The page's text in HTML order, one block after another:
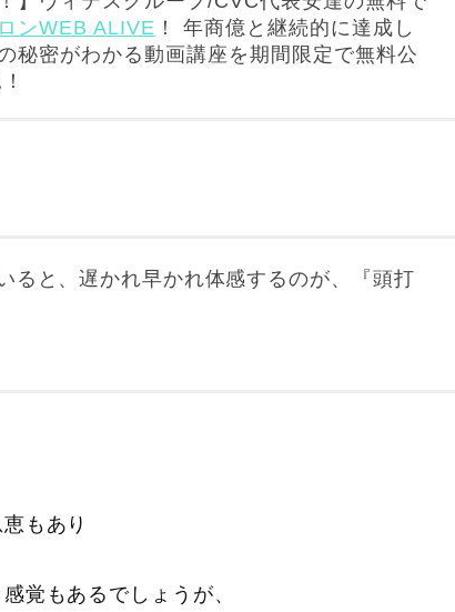
ンWEB ALIVE ！ 年商億と継続的に達成し
秘密がわかる動画講座を期間限定で無料公
ると、遅かれ早かれ体感するのが、『頭打
もあり
覚もあるでしょうが、